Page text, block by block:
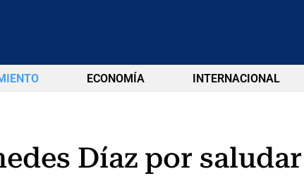
ECONOMÍA INTERNACIONAL
Díaz por